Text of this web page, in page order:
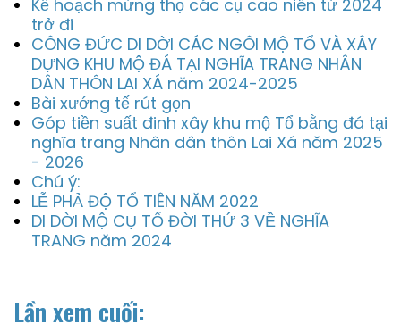
Kế hoạch mừng thọ các cụ cao niên từ 2024
trở đi
CÔNG ĐỨC DI DỜI CÁC NGÔI MỘ TỔ VÀ XÂY
DỰNG KHU MỘ ĐÁ TẠI NGHĨA TRANG NHÂN
DÂN THÔN LAI XÁ năm 2024-2025
Bài xướng tế rút gọn
Góp tiền suất đinh xây khu mộ Tổ bằng đá tại
nghĩa trang Nhân dân thôn Lai Xá năm 2025
- 2026
Chú ý:
LỄ PHẢ ĐỘ TỔ TIÊN NĂM 2022
DI DỜI MỘ CỤ TỔ ĐỜI THỨ 3 VỀ NGHĨA
TRANG năm 2024
Lần xem cuối: